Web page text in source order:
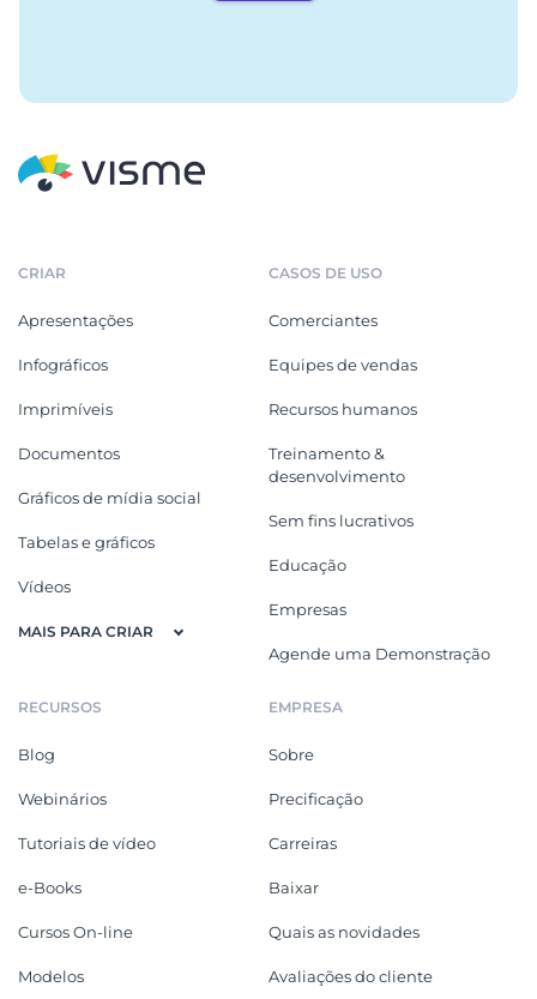
CRIAR
Apresentações
Infográficos
Imprimíveis
Documentos
Gráficos de mídia social
Tabelas e gráficos
Vídeos
MAIS PARA CRIAR
CASOS DE USO
Comerciantes
Equipes de vendas
Recursos humanos
Treinamento &
desenvolvimento
Sem fins lucrativos
Educação
Empresas
Agende uma Demonstração
RECURSOS
Blog
Webinários
Tutoriais de vídeo
e-Books
Cursos On-line
Modelos
EMPRESA
Sobre
Precificação
Carreiras
Baixar
Quais as novidades
Avaliações do cliente